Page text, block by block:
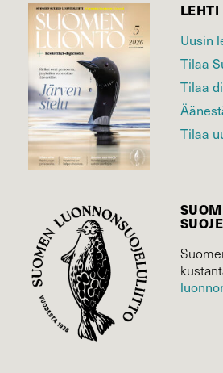
LEHTI
Uusin
Tilaa
Tilaa
Tilaa